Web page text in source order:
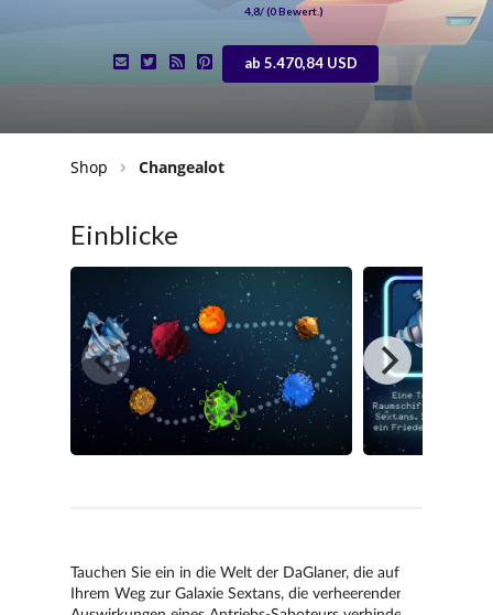
4,8/ (0Bewert.)
ab 5.470,84 USD
Shop Changealot
Einblicke